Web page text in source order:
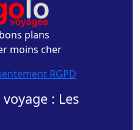
plans
moins cher
RGPD
: Les